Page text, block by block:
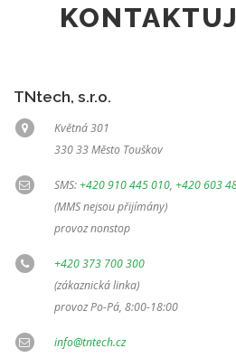
TNtech, s.r.o.
Květná 301
330 33 Město Touškov
SMS:+420 910 445 010, +420 603
(MMS nejsou přijímány)
provoz nonstop
+420 373 700 300
(zákaznická linka)
provoz Po-Pá, 8:00-18:00
info@tntech.cz